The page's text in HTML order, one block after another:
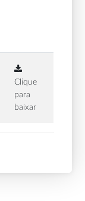
Clique
para
baixar